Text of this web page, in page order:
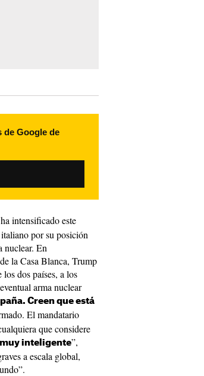
de Google de
intensificado este
por su posición
nuclear. En
la Casa Blanca, Trump
dos países, a los
arma nuclear
Creen que está
El mandatario
que considere
muy inteligente”,
a escala global,